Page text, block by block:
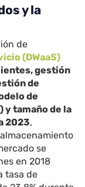
y la
de
(DWaaS)
gestión
de
de
y tamaño de la
2023,
se
en 2018
tasa de